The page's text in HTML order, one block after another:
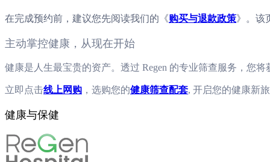
在完成预约前，建议您先阅读我们的《购买与退款政策》。该
主动掌控健康，从现在开始
健康是人生最宝贵的资产。透过 Regen 的专业筛查服务，您
立即点击线上网购 ，选购您的健康筛查配套, 开启您的健康新
健康与保健